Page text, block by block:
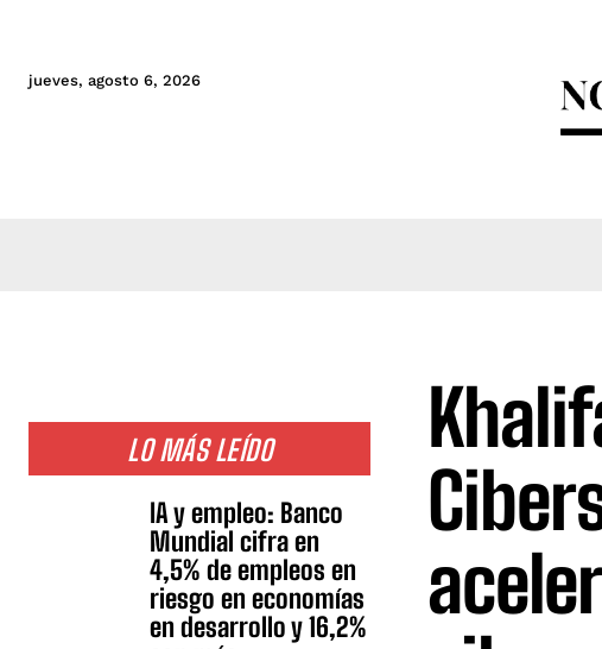
jueves, agosto 6, 2026
LO MÁS LEÍDO
IA y empleo: Banco
Mundial cifra en
4,5% de empleos en
riesgo en economías
en desarrollo y 16,2%